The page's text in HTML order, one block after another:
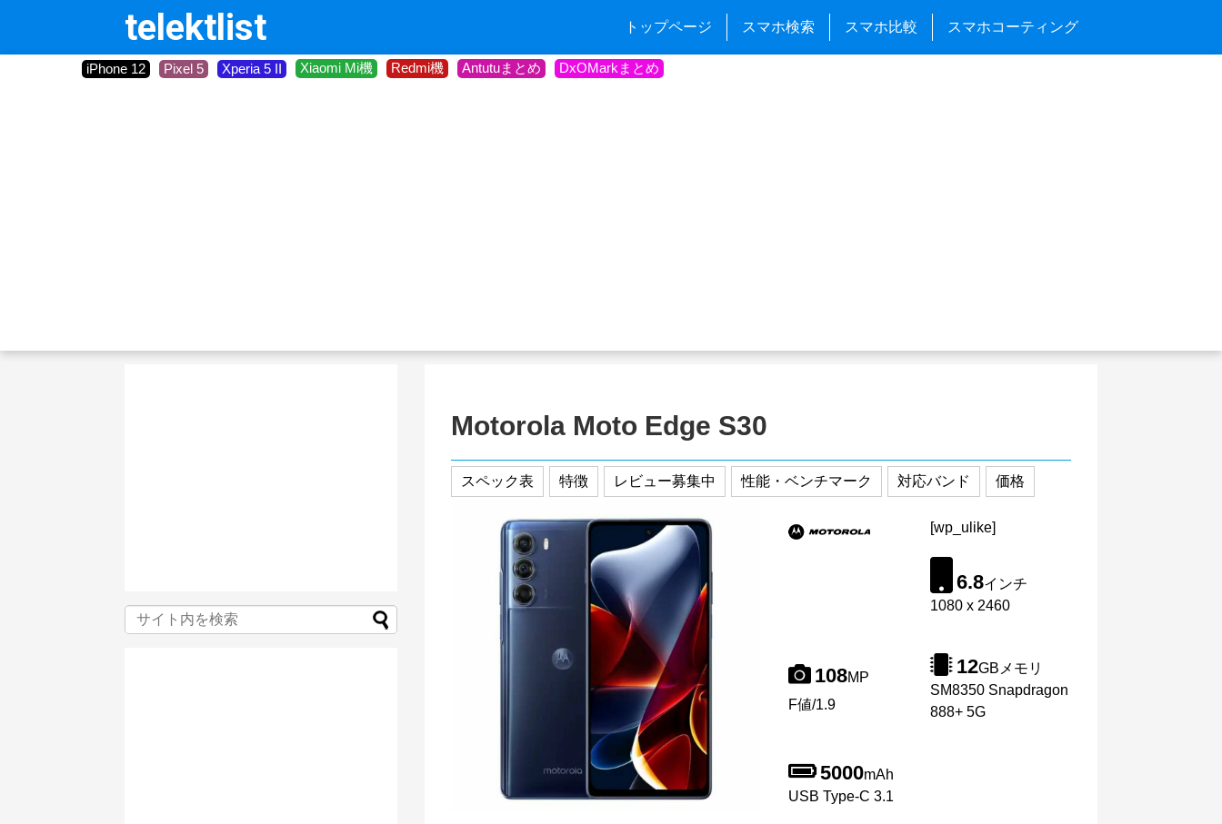
telektlist トップページ スマホ検索 スマホ比較 スマホコーティング
iPhone 12 Pixel 5 Xperia 5 II Xiaomi Mi機 Redmi機 Antutuまとめ DxOMarkまとめ
Motorola Moto Edge S30
スペック表 特徴 レビュー募集中 性能・ベンチマーク 対応バンド 価格
[wp_ulike]
6.8インチ
1080 x 2460
108MP
F値/1.9
12GBメモリ
SM8350 Snapdragon
888+ 5G
5000mAh
USB Type-C 3.1